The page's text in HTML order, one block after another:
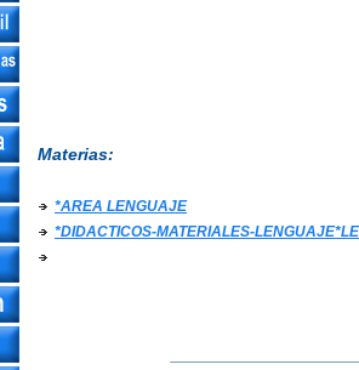
Materias:
*AREA LENGUAJE
*DIDACTICOS-MATERIALES-